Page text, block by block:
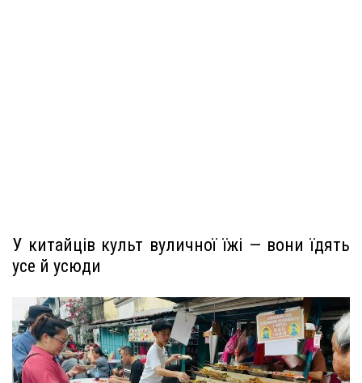
У китайців культ вуличної їжі — вони їдять
усе й усюди